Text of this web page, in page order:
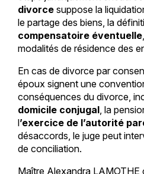
divorcesuppose la
le partage des biens, la
compensatoire éventuelle
modalités de résidence des
En cas de divorce par
époux signent une
conséquences du divorce,
domicile conjugal, la
l’exercice de l’autorité
désaccords, le juge peut
de conciliation.
Maître Alexandra LAMOTHE